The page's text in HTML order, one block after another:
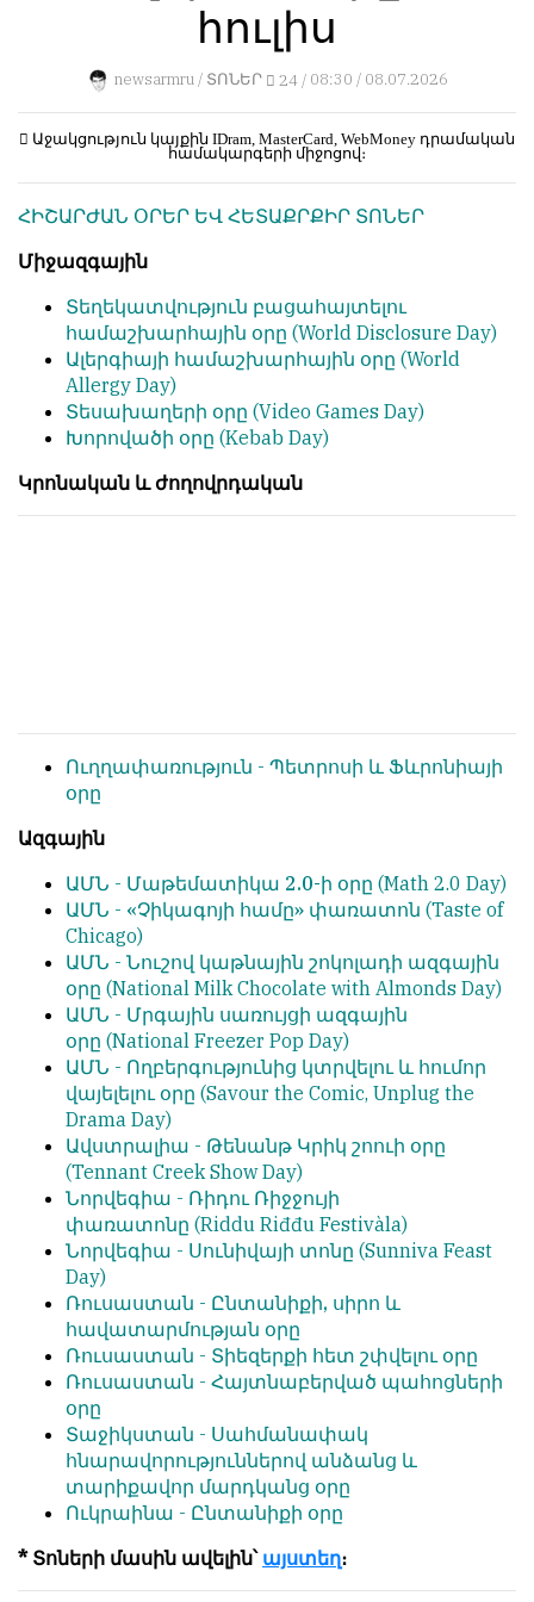
материалы
независимо
мыслящих.
Сайт
обновляется
большим
трудом,
авторские
тексты,
кромсает
их
не
искажает
смысл.
Мнение
редакции
является
обязательным
условием
для
публикации.
Противоположные
мнения
публикуются,
даже
если
принимаются
Главный
редактор
Армен
фон
Геворкян
չի
խոթում
նյութերի
մեջ,
կրճատում
մտքերի
խմբագրում
կատարում։
Խմբագրության
կարծիքը
հեղինակների
կարծիքի
թողարկելու
համար։
Հակառակ
կարծիքները
Խմբագրության
կողմից
ընդունվում
այնքան
գրկաբաց
սակայն
հրապարակվում
նույն
իրավունքով։
Գովազդային
տեքստերը,
լուսանկարները
բովանդակությունը
Խմբագրության
վերահսկողությունից
դուրս
են։
Խմբագիր-
տնօրեն՝
Արմեն
ֆոն
Գևորգյան
հուլիս
newsarmru / ՏՈՆԵՐ 24 / 08:30 / 08.07.2026
Աջակցություն կայքին IDram, MasterCard, WebMoney դրամական
համակարգերի միջոցով։
ՀԻՇԱՐԺԱՆ ՕՐԵՐ ԵՎ ՀԵՏԱՔՐՔԻՐ ՏՈՆԵՐ
Միջազգային
Տեղեկատվություն բացահայտելու
համաշխարհային օրը (World Disclosure Day)
Ալերգիայի համաշխարհային օրը (World
Allergy Day)
Տեսախաղերի օրը (Video Games Day)
Խորովածի օրը (Kebab Day)
Կրոնական և ժողովրդական
Ուղղափառություն - Պետրոսի և Ֆևրոնիայի
օրը
Ազգային
ԱՄՆ - Մաթեմատիկա 2.0-ի օրը (Math 2.0 Day)
ԱՄՆ - «Չիկագոյի համը» փառատոն (Taste of
Chicago)
ԱՄՆ - Նուշով կաթնային շոկոլադի ազգային
օրը (National Milk Chocolate with Almonds Day)
ԱՄՆ - Մրգային սառույցի ազգային
օրը (National Freezer Pop Day)
ԱՄՆ - Ողբերգությունից կտրվելու և հումոր
վայելելու օրը (Savour the Comic, Unplug the
Drama Day)
Ավստրալիա - Թենանթ Կրիկ շոուի օրը
(Tennant Creek Show Day)
Նորվեգիա - Ռիդու Ռիջջույի
փառատոնը (Riddu Riđđu Festivàla)
Նորվեգիա - Սունիվայի տոնը (Sunniva Feast
Day)
Ռուսաստան - Ընտանիքի, սիրո և
հավատարմության օրը
Ռուսաստան - Տիեզերքի հետ շփվելու օրը
Ռուսաստան - Հայտնաբերված պահոցների
օրը
Տաջիկստան - Սահմանափակ
հնարավորություններով անձանց և
տարիքավոր մարդկանց օրը
Ուկրաինա - Ընտանիքի օրը
* Տոների մասին ավելին՝ այստեղ։